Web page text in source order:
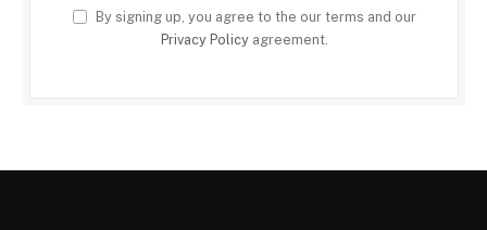
By signing up, you agree to the our terms and our
Privacy Policyagreement.